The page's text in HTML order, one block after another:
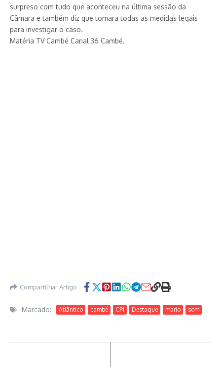
surpreso com tudo que aconteceu na última sessão da
Câmara e também diz que tomara todas as medidas legais
para investigar o caso.
Matéria TV Cambé Canal 36 Cambé.
Compartilhar Artigo
Marcado: Atlântico cambé CPI Destaque mario som